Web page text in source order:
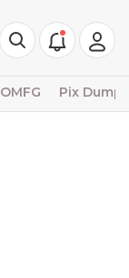
OMFG Pix Dump